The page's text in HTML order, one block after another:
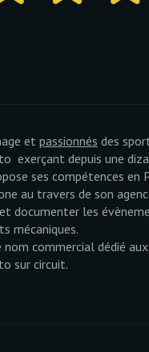
et passionnés des
exerçant depuis une
ses compétences en
au travers de son
documenter les
mécaniques.
commercial dédié
sur circuit.